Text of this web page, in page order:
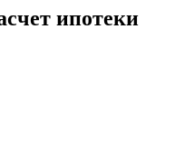
ипотеки